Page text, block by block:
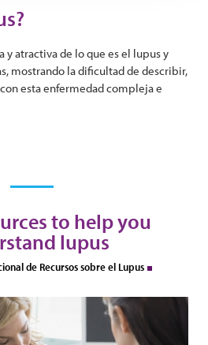
y atractiva de lo que es el lupus y
mostrando la dificultad de describir,
esta enfermedad compleja e
to help you
lupus
de Recursos sobre el Lupus